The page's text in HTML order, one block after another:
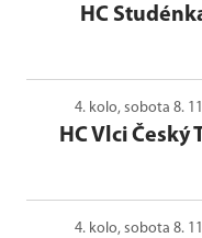
HC
4. kolo, sobota 8.
HC Vlci Český
4. kolo, sobota 8.